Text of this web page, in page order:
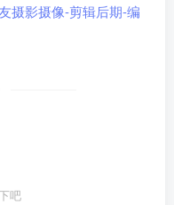
吧